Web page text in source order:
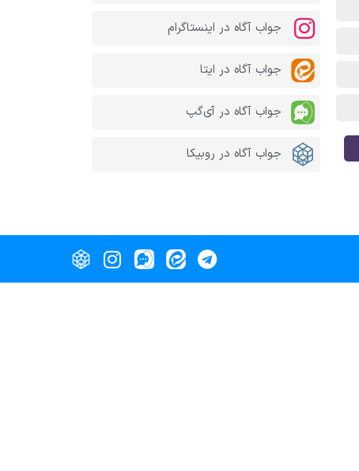
جواب آگاه در اینستاگرام
جواب آگاه در ایتا
جواب آگاه در آی‌گپ
جواب آگاه در روبیکا